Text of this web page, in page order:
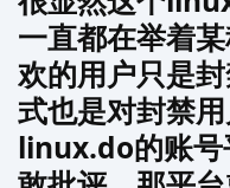
一直都在举着
欢的用户只是
式也是对封禁
linux.do的账号